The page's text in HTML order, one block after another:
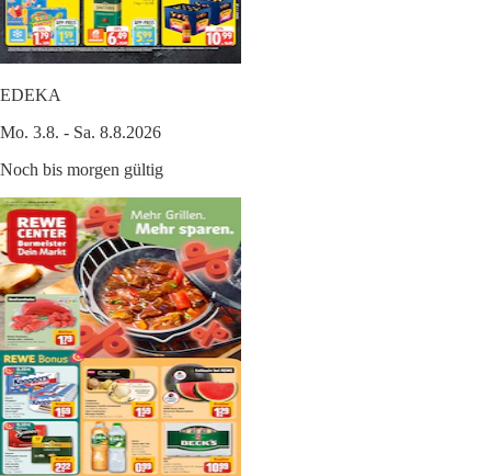
EDEKA
Mo. 3.8. - Sa. 8.8.2026
Noch bis morgen gültig